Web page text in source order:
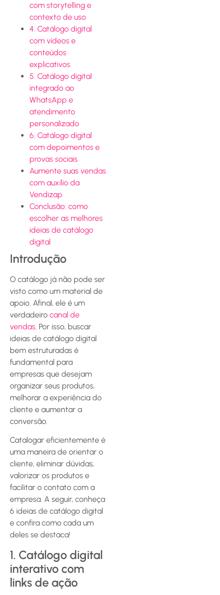
com storytelling e
contexto de uso
4. Catálogo digital
com vídeos e
conteúdos
explicativos
5. Catálogo digital
integrado ao
WhatsApp e
atendimento
personalizado
6. Catálogo digital
com depoimentos e
provas sociais
Aumente suas vendas
com auxílio da
Vendizap
Conclusão: como
escolher as melhores
ideias de catálogo
digital
Introdução
O catálogo já não pode ser
visto como um material de
apoio. Afinal, ele é um
verdadeiro canal de
vendas. Por isso, buscar
ideias de catálogo digital
bem estruturadas é
fundamental para
empresas que desejam
organizar seus produtos,
melhorar a experiência do
cliente e aumentar a
conversão.
Catalogar eficientemente é
uma maneira de orientar o
cliente, eliminar dúvidas,
valorizar os produtos e
facilitar o contato com a
empresa. A seguir, conheça
6 ideias de catálogo digital
e confira como cada um
deles se destaca!
1. Catálogo digital
interativo com
links de ação